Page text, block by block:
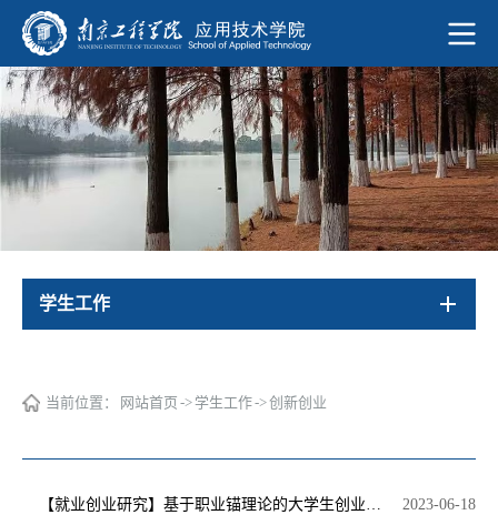
学生工作
当前位置： 网站首页 ->学生工作->创新创业
2023-06-18